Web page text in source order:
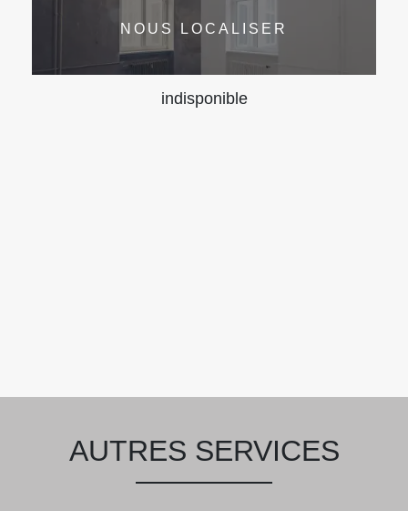
NOUS LOCALISER
indisponible
AUTRES SERVICES